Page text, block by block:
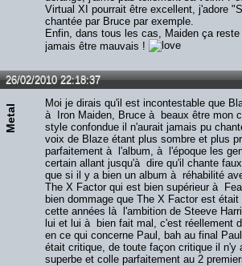
Virtual XI pourrait être excellent, j'adore
chantée par Bruce par exemple.
Enfin, dans tous les cas, Maiden ça
jamais être mauvais !
26/02/2010 22:18:37
Metal
Moi je dirais qu'il est incontestable que
à Iron Maiden, Bruce à beaux être mon
style confondue il n'aurait jamais pu
voix de Blaze étant plus sombre et plus
parfaitement à l'album, à l'époque les
certain allant jusqu'à dire qu'il chante
que si il y a bien un album à réhabilité
The X Factor qui est bien supérieur à
bien dommage que The X Factor est était
cette années là l'ambition de Steeve
lui et lui à bien fait mal, c'est réellement
en ce qui concerne Paul, bah au final
était critique, de toute façon critique il n'y
superbe et colle parfaitement au 2